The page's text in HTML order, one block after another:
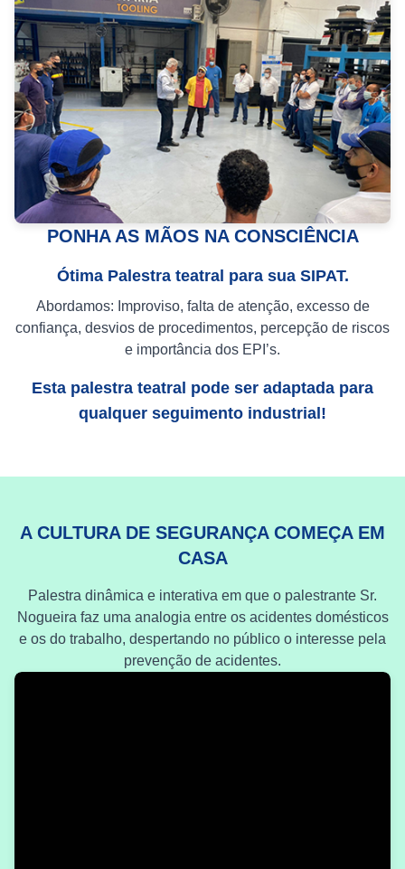
PONHA AS MÃOS NA CONSCIÊNCIA
Ótima Palestra teatral para sua SIPAT.
Abordamos: Improviso, falta de atenção, excesso de
confiança, desvios de procedimentos, percepção de riscos
e importância dos EPI’s.
Esta palestra teatral pode ser adaptada para
qualquer seguimento industrial!
A CULTURA DE SEGURANÇA COMEÇA EM
CASA
Palestra dinâmica e interativa em que o palestrante Sr.
Nogueira faz uma analogia entre os acidentes domésticos
e os do trabalho, despertando no público o interesse pela
prevenção de acidentes.